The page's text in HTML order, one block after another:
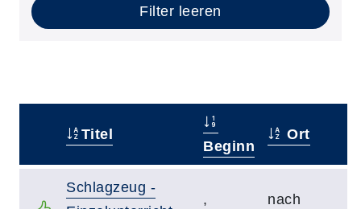
Filter leeren
Titel
Beginn
Ort
Schlagzeug -
,
nach